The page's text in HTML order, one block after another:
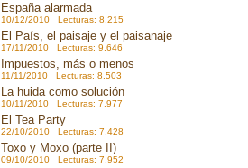
España alarmada
10/12/2010 Lecturas: 8.215
El País, el paisaje y el paisanaje
17/11/2010 Lecturas: 9.646
Impuestos, más o menos
11/11/2010 Lecturas: 8.503
La huida como solución
10/11/2010 Lecturas: 7.977
El Tea Party
22/10/2010 Lecturas: 7.428
Toxo y Moxo (parte II)
09/10/2010 Lecturas: 7.952